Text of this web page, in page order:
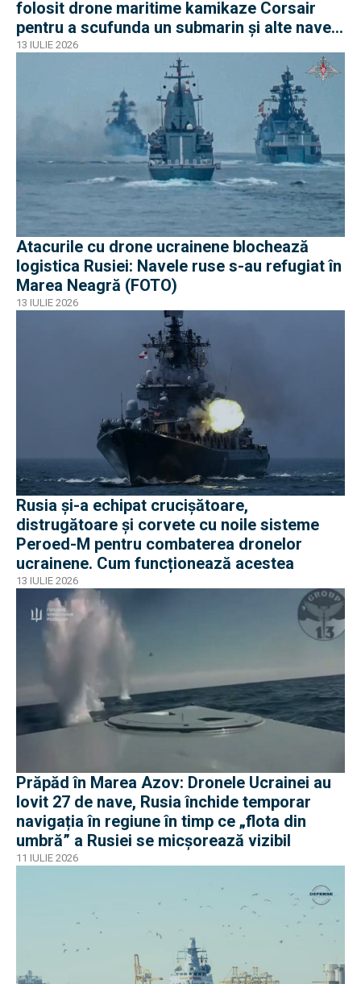
folosit drone maritime kamikaze Corsair
pentru a scufunda un submarin și alte nave
iraniene
13 IULIE 2026
Atacurile cu drone ucrainene blochează
logistica Rusiei: Navele ruse s-au refugiat în
Marea Neagră (FOTO)
13 IULIE 2026
Rusia și-a echipat crucișătoare,
distrugătoare și corvete cu noile sisteme
Peroed-M pentru combaterea dronelor
ucrainene. Cum funcționează acestea
13 IULIE 2026
Prăpăd în Marea Azov: Dronele Ucrainei au
lovit 27 de nave, Rusia închide temporar
navigația în regiune în timp ce „flota din
umbră” a Rusiei se micșorează vizibil
11 IULIE 2026